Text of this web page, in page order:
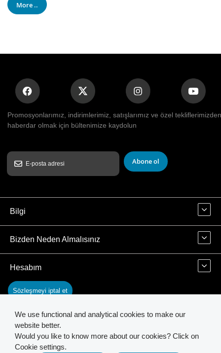
More ..
Promosyonlarımız, indirimlerimiz, satışlarımız ve özel tekliflerimizden
haberdar olmak için bültenimize kaydolun
Abone ol
Bilgi
Bizden Neden Almalısınız
Hesabım
Sözleşmeyi iptal et
İletişim
We use functional and analytical cookies to make our
website better.
Would you like to know more about our cookies? Click on
Cookie settings.